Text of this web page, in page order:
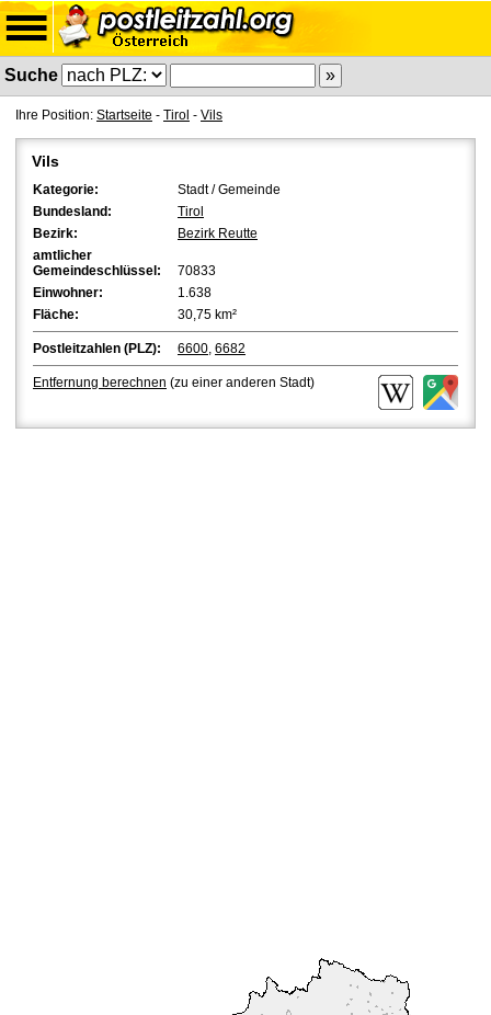
Suche
Ihre Position: Startseite - Tirol - Vils
Vils
Kategorie:
Stadt / Gemeinde
Bundesland:
Tirol
Bezirk:
Bezirk Reutte
amtlicher
Gemeindeschlüssel:
70833
Einwohner:
1.638
Fläche:
30,75 km²
Postleitzahlen (PLZ): 6600, 6682
Entfernung berechnen (zu einer anderen Stadt)